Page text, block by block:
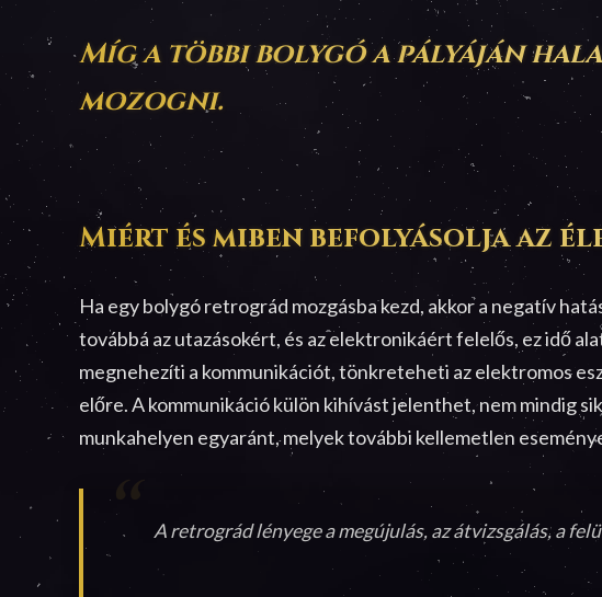
Míg a többi bolygó a pályáján
mozogni.
Miért és miben befolyásolja az
Ha egy bolygó retrográd mozgásba kezd, akkor a negatív
továbbá az utazásokért, és az elektronikáért felelős, ez idő
megnehezíti a kommunikációt, tönkreteheti az elektromos
előre. A kommunikáció külön kihívást jelenthet, nem mindig
munkahelyen egyaránt, melyek további kellemetlen
A retrográd lényege a megújulás, az átvizsgálás, a